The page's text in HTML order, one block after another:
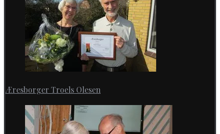
Æresborger Troels Olesen